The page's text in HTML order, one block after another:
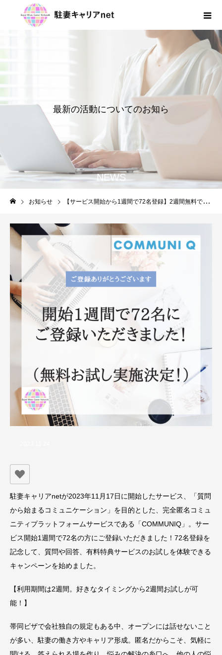
NEWS
最新の活動についてのお知らせ
お知らせ 【サービス開始から1週間で72名登録】2週間無料でお試し実施中！
駐妻キャリアnetが2023年11月17日に開始したサービス、
「質問
から始まるコミュニケーション」を目的とした、 完全匿名コミュ
ニティプラットフォームサービスである「COMMUNIQ」。 サー
ビス開始1週間で72名の方にご登録いただきました！72名登録を
記念して、質問や回答、有料特典サービスのお試しを体験できる
キャンペーンを始めました。
【利用期間は2週間。好きなタイミングから2週間お試しが可
能！】
帯同ビザで会社独自の規定もある中、オープンには話せないこと
が多い、駐妻の働き方やキャリア形成。匿名だからこそ、気軽に